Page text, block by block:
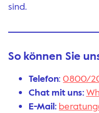
sind.
So können Sie
Telefon:0800/
Chat mit uns:
E-Mail: